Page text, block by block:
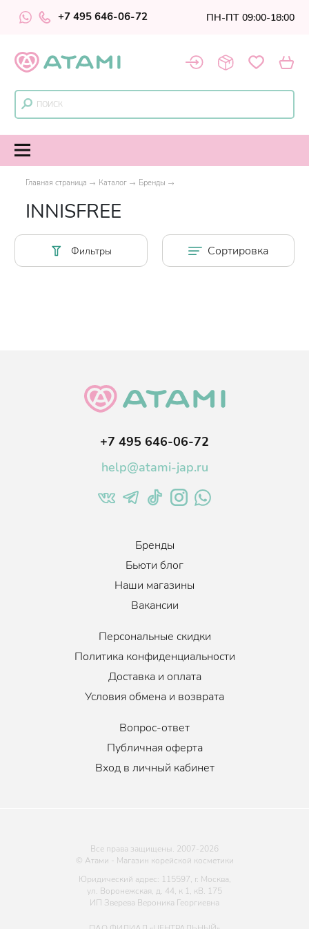
+7 495 646-06-72 ПН-ПТ 09:00-18:00
Главная страница Каталог Бренды
INNISFREE
Фильтры Сортировка
+7 495 646-06-72
help@atami-jap.ru
Бренды
Бьюти блог
Наши магазины
Вакансии
Персональные скидки
Политика конфиденциальности
Доставка и оплата
Условия обмена и возврата
Вопрос-ответ
Публичная оферта
Вход в личный кабинет
Все права защищены. 2007-2026
© Атами - Магазин корейской косметики
Юридический адрес: 115597, г. Москва,
ул. Воронежская, д. 44, к 1, кВ. 175
ИП Зверева Вероника Георгиевна